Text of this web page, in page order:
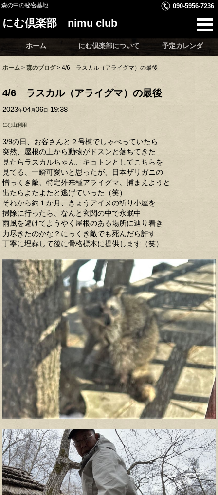
森の中の秘密基地 090-5956-7236
にむ倶楽部 nimu club
ホーム にむ倶楽部について 予定カレンダ
ホーム > 森のブログ > 4/6 ラスカル（アライグマ）の最後
4/6 ラスカル（アライグマ）の最後
2023年04月06日 19:38
にむ山利用
3/9の日、お客さんと２号棟でしゃべっていたら
突然、屋根の上から動物がドスンと落ちてきた
見たらラスカルちゃん、キョトンとしてこちらを
見てる、一瞬可愛いと思ったが、日本ザリガニの
憎っくき敵、特定外来種アライグマ、捕まえようと
出たらよたよたと逃げていった（笑）
それから約１か月、きょうアイヌの祈り小屋を
掃除に行ったら、なんと玄関の中で永眠中
雨風を避けてようやく屋根のある場所に辿り着き
力尽きたのかな？にっくき敵でも死んだら許す
丁寧に埋葬して後に骨格標本に提供します（笑）